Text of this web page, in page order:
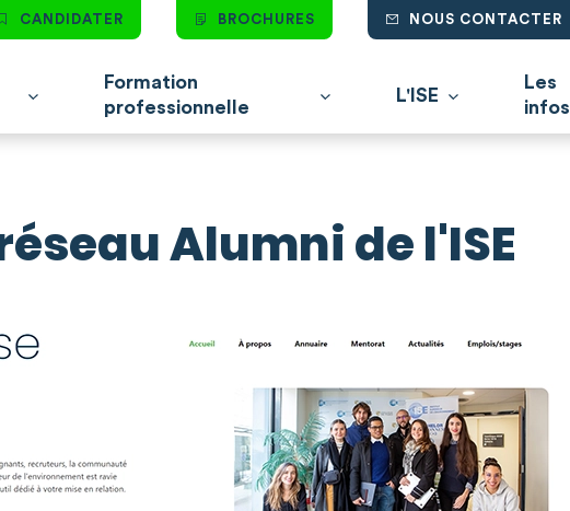
CANDIDATER BROCHURES NOUS CONTACTER
Formation
professionnelle
L'ISE
Les
infos
Alumni de l'ISE